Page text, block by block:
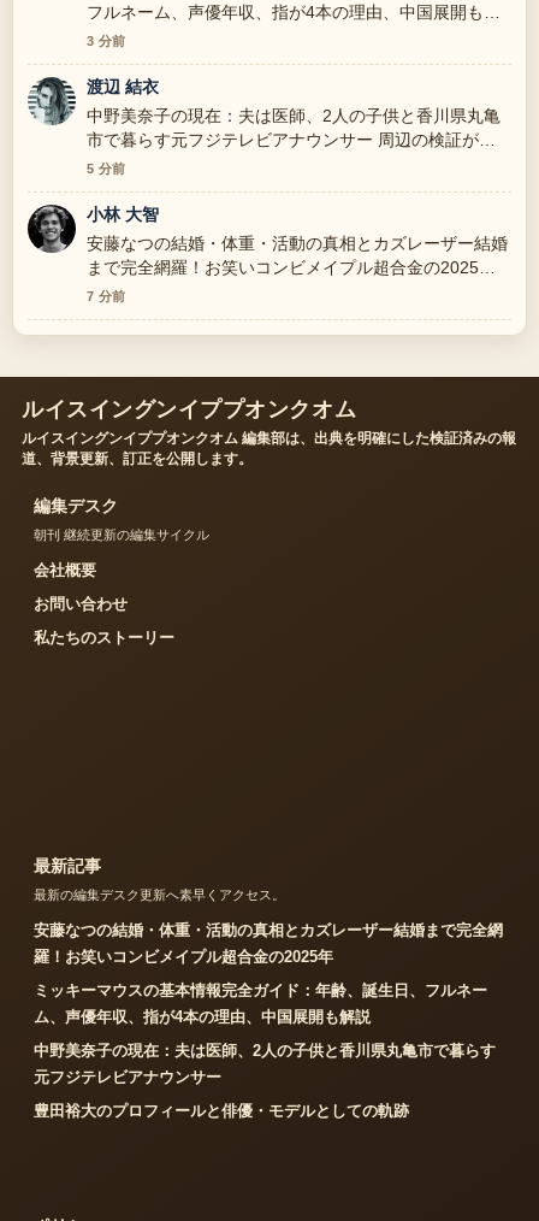
フルネーム、声優年収、指が4本の理由、中国展開も解
説 の報道は丁寧で、流れを追いやすいです。
3 分前
渡辺 結衣
中野美奈子の現在：夫は医師、2人の子供と香川県丸亀
市で暮らす元フジテレビアナウンサー 周辺の検証がし
っかりしていて安心感があります。
5 分前
小林 大智
安藤なつの結婚・体重・活動の真相とカズレーザー結婚
まで完全網羅！お笑いコンビメイプル超合金の2025年
の整理がとても分かりやすいです。今日の中でも特に読
みやすいです。
7 分前
ルイスイングンイププオンクオム
ルイスイングンイププオンクオム 編集部は、出典を明確にした検証済みの報
道、背景更新、訂正を公開します。
編集デスク
朝刊 継続更新の編集サイクル
会社概要
お問い合わせ
私たちのストーリー
最新記事
最新の編集デスク更新へ素早くアクセス。
安藤なつの結婚・体重・活動の真相とカズレーザー結婚まで完全網
羅！お笑いコンビメイプル超合金の2025年
ミッキーマウスの基本情報完全ガイド：年齢、誕生日、フルネー
ム、声優年収、指が4本の理由、中国展開も解説
中野美奈子の現在：夫は医師、2人の子供と香川県丸亀市で暮らす
元フジテレビアナウンサー
豊田裕大のプロフィールと俳優・モデルとしての軌跡